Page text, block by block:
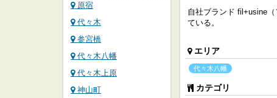
原宿
代々木
参宮橋
代々木八幡
代々木上原
神山町
自社ブランド fil+usine
ている。
エリア
代々木八幡
カテゴリ